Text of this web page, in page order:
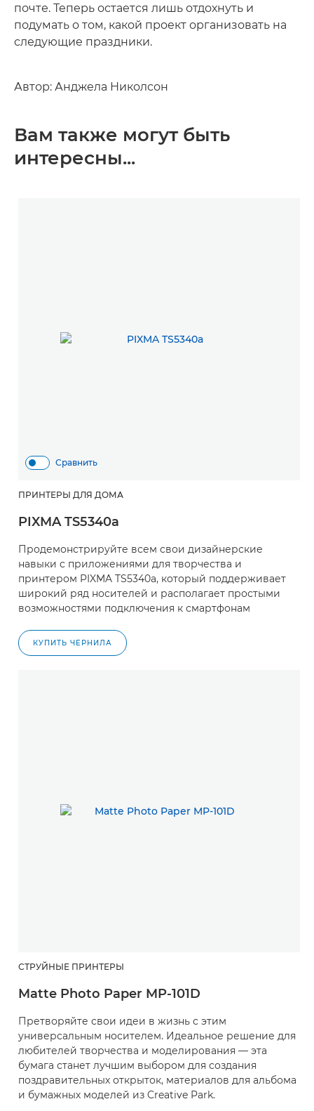
почте. Теперь остается лишь отдохнуть и
подумать о том, какой проект организовать на
следующие праздники.
Автор: Анджела Николсон
Вам также могут быть
интересны...
Сравнить
ПРИНТЕРЫ ДЛЯ ДОМА
PIXMA TS5340a
Продемонстрируйте всем свои дизайнерские
навыки с приложениями для творчества и
принтером PIXMA TS5340a, который поддерживает
широкий ряд носителей и располагает простыми
возможностями подключения к смартфонам
КУПИТЬ ЧЕРНИЛА
СТРУЙНЫЕ ПРИНТЕРЫ
Matte Photo Paper MP-101D
Претворяйте свои идеи в жизнь с этим
универсальным носителем. Идеальное решение для
любителей творчества и моделирования — эта
бумага станет лучшим выбором для создания
поздравительных открыток, материалов для альбома
и бумажных моделей из Creative Park.